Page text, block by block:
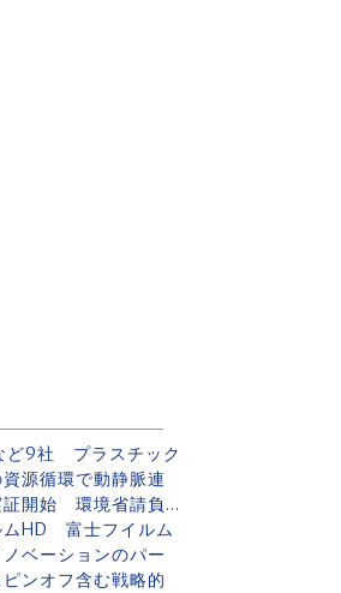
ど9社 プラスチック
源循環で動静脈連
証開始 環境省請負...
ムHD 富士フイルム
ベーションのパー
ンオフ含む戦略的